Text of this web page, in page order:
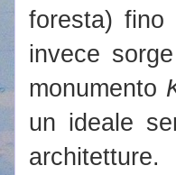
foresta) fino
invece
monumento
un ideale
architetture.